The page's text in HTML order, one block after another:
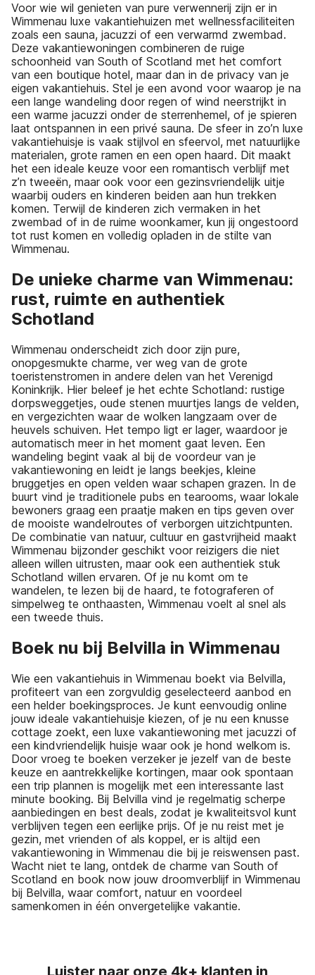
Voor wie wil genieten van pure verwennerij zijn er in
Wimmenau luxe vakantiehuizen met wellnessfaciliteiten
zoals een sauna, jacuzzi of een verwarmd zwembad.
Deze vakantiewoningen combineren de ruige
schoonheid van South of Scotland met het comfort
van een boutique hotel, maar dan in de privacy van je
eigen vakantiehuis. Stel je een avond voor waarop je na
een lange wandeling door regen of wind neerstrijkt in
een warme jacuzzi onder de sterrenhemel, of je spieren
laat ontspannen in een privé sauna. De sfeer in zo’n luxe
vakantiehuisje is vaak stijlvol en sfeervol, met natuurlijke
materialen, grote ramen en een open haard. Dit maakt
het een ideale keuze voor een romantisch verblijf met
z’n tweeën, maar ook voor een gezinsvriendelijk uitje
waarbij ouders en kinderen beiden aan hun trekken
komen. Terwijl de kinderen zich vermaken in het
zwembad of in de ruime woonkamer, kun jij ongestoord
tot rust komen en volledig opladen in de stilte van
Wimmenau.
De unieke charme van Wimmenau:
rust, ruimte en authentiek
Schotland
Wimmenau onderscheidt zich door zijn pure,
onopgesmukte charme, ver weg van de grote
toeristenstromen in andere delen van het Verenigd
Koninkrijk. Hier beleef je het echte Schotland: rustige
dorpsweggetjes, oude stenen muurtjes langs de velden,
en vergezichten waar de wolken langzaam over de
heuvels schuiven. Het tempo ligt er lager, waardoor je
automatisch meer in het moment gaat leven. Een
wandeling begint vaak al bij de voordeur van je
vakantiewoning en leidt je langs beekjes, kleine
bruggetjes en open velden waar schapen grazen. In de
buurt vind je traditionele pubs en tearooms, waar lokale
bewoners graag een praatje maken en tips geven over
de mooiste wandelroutes of verborgen uitzichtpunten.
De combinatie van natuur, cultuur en gastvrijheid maakt
Wimmenau bijzonder geschikt voor reizigers die niet
alleen willen uitrusten, maar ook een authentiek stuk
Schotland willen ervaren. Of je nu komt om te
wandelen, te lezen bij de haard, te fotograferen of
simpelweg te onthaasten, Wimmenau voelt al snel als
een tweede thuis.
Boek nu bij Belvilla in Wimmenau
Wie een vakantiehuis in Wimmenau boekt via Belvilla,
profiteert van een zorgvuldig geselecteerd aanbod en
een helder boekingsproces. Je kunt eenvoudig online
jouw ideale vakantiehuisje kiezen, of je nu een knusse
cottage zoekt, een luxe vakantiewoning met jacuzzi of
een kindvriendelijk huisje waar ook je hond welkom is.
Door vroeg te boeken verzeker je jezelf van de beste
keuze en aantrekkelijke kortingen, maar ook spontaan
een trip plannen is mogelijk met een interessante last
minute booking. Bij Belvilla vind je regelmatig scherpe
aanbiedingen en best deals, zodat je kwaliteitsvol kunt
verblijven tegen een eerlijke prijs. Of je nu reist met je
gezin, met vrienden of als koppel, er is altijd een
vakantiewoning in Wimmenau die bij je reiswensen past.
Wacht niet te lang, ontdek de charme van South of
Scotland en book now jouw droomverblijf in Wimmenau
bij Belvilla, waar comfort, natuur en voordeel
samenkomen in één onvergetelijke vakantie.
Luister naar onze 4k+ klanten in